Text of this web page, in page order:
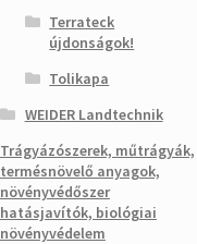
Terrateck
újdonságok!
Tolikapa
WEIDER Landtechnik
Trágyázószerek, műtrágyák,
termésnövelő anyagok,
növényvédőszer
hatásjavítók, biológiai
növényvédelem